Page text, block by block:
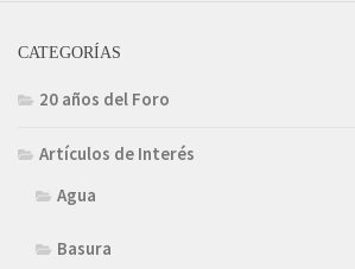
CATEGORÍAS
20 años del Foro
Artículos de Interés
Agua
Basura